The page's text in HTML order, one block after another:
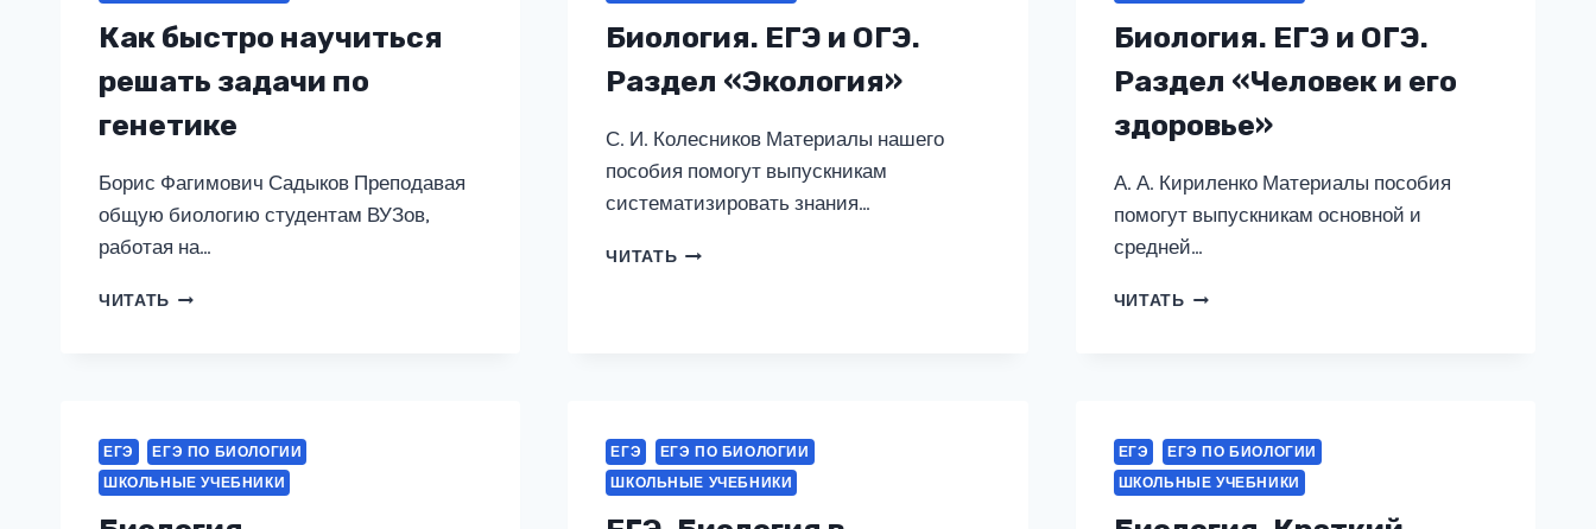
Как быстро научиться
решать задачи по
генетике
Борис Фагимович Садыков Преподавая
общую биологию студентам ВУЗов,
работая на…
ЧИТАТЬ КАК
ГЕНЕТИКЕ
Биология. ЕГЭ и ОГЭ.
Раздел «Экология»
С. И. Колесников Материалы нашего
пособия помогут выпускникам
систематизировать знания…
ЧИТАТЬ БИОЛОГИЯ.
Биология. ЕГЭ и ОГЭ.
Раздел «Человек и его
здоровье»
А. А. Кириленко Материалы пособия
помогут выпускникам основной и
средней…
ЧИТАТЬ БИОЛОГИЯ.
И
ЕГО
ЗДОРОВЬЕ»
ЕГЭ
ЕГЭ ПО БИОЛОГИИ
ШКОЛЬНЫЕ УЧЕБНИКИ
ЕГЭ
ЕГЭ ПО БИОЛОГИИ
ШКОЛЬНЫЕ УЧЕБНИКИ
ЕГЭ
ЕГЭ ПО БИОЛОГИИ
ШКОЛЬНЫЕ УЧЕБНИКИ